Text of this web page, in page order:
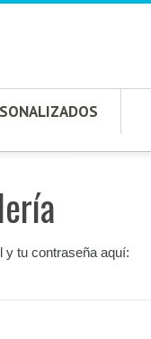
y tu contraseña aquí: